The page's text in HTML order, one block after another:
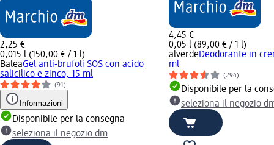
2,25 €
0,015 l (150,00 € / 1 l)
BaleaGel anti-brufoli SOS con acido
salicilico e zinco, 15 ml
(91)
Informazioni
Disponibile per la consegna
seleziona il negozio dm
4,45 €
0,05 l (89,00 € / 1 l)
alverdeDeodorante in
ml
(294)
Disponibile per la
seleziona il negozio